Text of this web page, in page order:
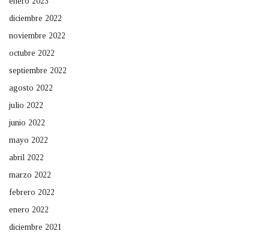
diciembre 2022
noviembre 2022
octubre 2022
septiembre 2022
agosto 2022
julio 2022
junio 2022
mayo 2022
abril 2022
marzo 2022
febrero 2022
enero 2022
diciembre 2021